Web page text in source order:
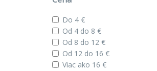
Do 4 €
Od 4 do 8 €
Od 8 do 12 €
Od 12 do 16 €
Viac ako 16 €